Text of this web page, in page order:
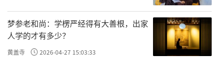
梦参老和尚：学楞严经得有大善根，出家
人学的才有多少？
黄盖寺 2026-04-27 15:03:33